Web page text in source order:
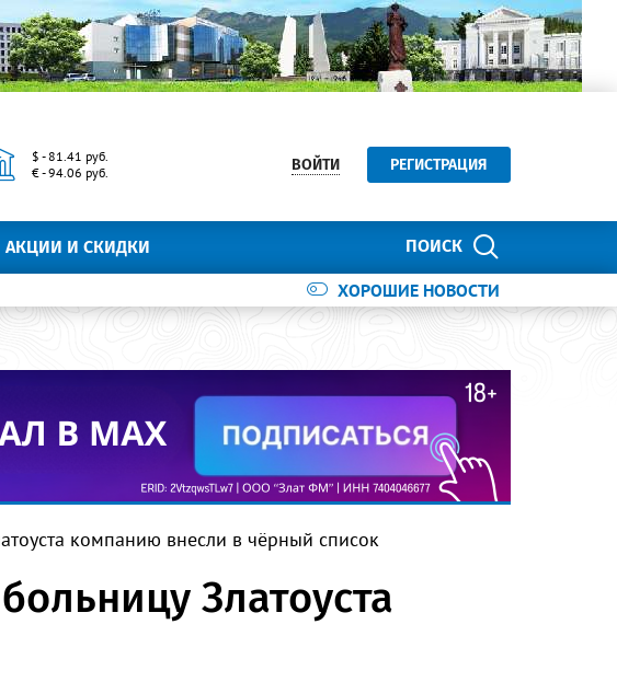
$ - 81.41 руб.
€ - 94.06 руб.
ВОЙТИ РЕГИСТРАЦИЯ
ПОИСК
АКЦИИ И СКИДКИ
ХОРОШИЕ НОВОСТИ
компанию внесли в чёрный список
Златоуста